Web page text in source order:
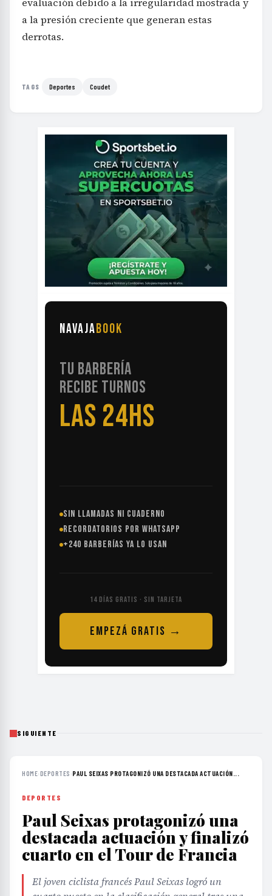
a la presión creciente que generan estas
derrotas.
TAGS Deportes Coudet
NAVAJABOOK
TU BARBERÍA
RECIBE TURNOS
LAS 24HS
SIN LLAMADAS NI CUADERNO
RECORDATORIOS POR WHATSAPP
+240 BARBERÍAS YA LO USAN
14 DÍAS GRATIS · SIN TARJETA
EMPEZÁ GRATIS →
SIGUIENTE
HOME›DEPORTES ›PAUL SEIXAS PROTAGONIZÓ UNA DESTACADA ACTUACIÓN...
DEPORTES
Paul Seixas protagonizó una
destacada actuación y finalizó
cuarto en el Tour de Francia
El joven ciclista francés Paul Seixas logró un